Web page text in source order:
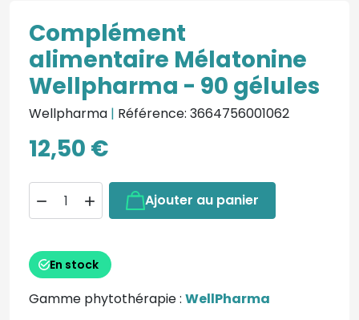
Complément
alimentaire Mélatonine
Wellpharma - 90 gélules
Wellpharma | Référence: 3664756001062
12,50 €
  Ajouter au panier
En stock
Gamme phytothérapie : WellPharma